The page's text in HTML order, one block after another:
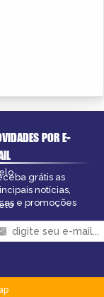
POR E-
grátis as
notícias,
e promoções